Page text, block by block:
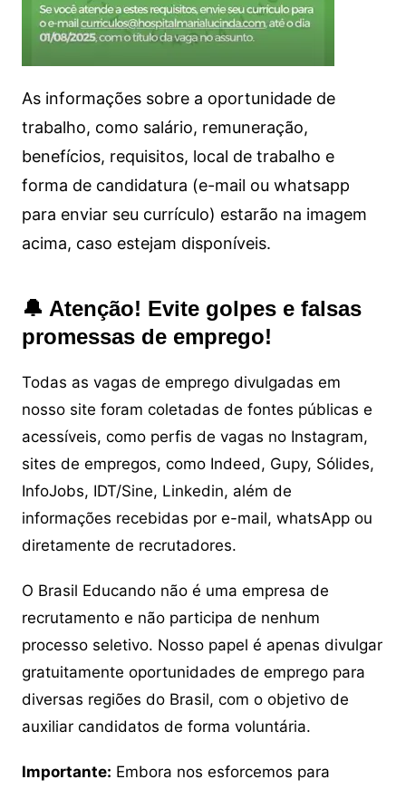
As informações sobre a oportunidade de
trabalho, como salário, remuneração,
benefícios, requisitos, local de trabalho e
forma de candidatura (e-mail ou whatsapp
para enviar seu currículo) estarão na imagem
acima, caso estejam disponíveis.
🔔 Atenção! Evite golpes e falsas
promessas de emprego!
Todas as vagas de emprego divulgadas em
nosso site foram coletadas de fontes públicas e
acessíveis, como perfis de vagas no Instagram,
sites de empregos, como Indeed, Gupy, Sólides,
InfoJobs, IDT/Sine, Linkedin, além de
informações recebidas por e-mail, whatsApp ou
diretamente de recrutadores.
O Brasil Educando não é uma empresa de
recrutamento e não participa de nenhum
processo seletivo. Nosso papel é apenas divulgar
gratuitamente oportunidades de emprego para
diversas regiões do Brasil, com o objetivo de
auxiliar candidatos de forma voluntária.
Importante: Embora nos esforcemos para